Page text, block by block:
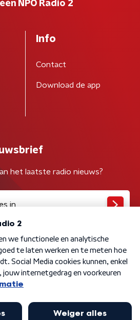
NPO Radio 2
Info
Contact
Download de app
het laatste radio nieuws?